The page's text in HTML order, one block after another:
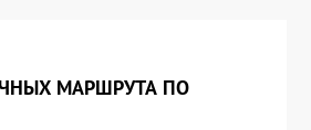
МАРШРУТА ПО